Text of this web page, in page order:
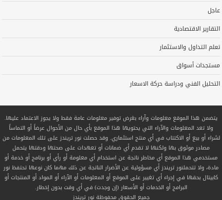
عاجل
التقارير الاقتصادية
تعلم التداول والاستثمار
مستجدات أسواق
التحليل الفني ودراسة حركة الاسعار
يتضمن هذا الموقع معلومات وآراء بغرض توفير معلومات عامة فقط ولا يجوز الاعتماد عليها.
ولا تعد المعلومات والآراء التي يحتويها هذا الموقع بأي حال من الأحوال عرضاً أو التماساً
لشراء أو بيع أو الاكتتاب في أي منتج استثماري. وقد حصلت نور تريندز على تلك المعلومات من
مصادر موثوق بها ولكنها لا تقدم أي ضمانات أو تعهدات على صحتها ودقتها يتحمل
مستخدمي هذا الموقع أي مخاطر ناتجة عن استخدام أي معلومة أو رأي أو برنامج أو خدمة أو
مادة، ولا تتحملنور تريندز أي مسؤولية عن الأضرار الناتجة عن ذلك مهما كان نوعها تحتفظ نور
كابيتال بحقها في إجراء أي تغيير على الموقع أو المعلومات أو الآراء أو المواد أو المنتجات أو
البرامج أو الخدمات أو الأسعار (إن وجدت) في أي وقت بدون إخطار.
جميع الحقوق محفوظةنور تريندز